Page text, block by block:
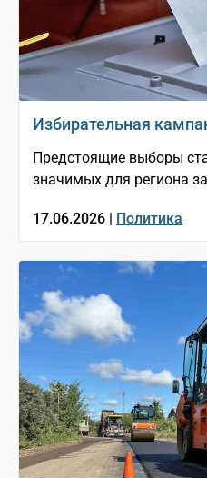
Избирательная
Предстоящие выборы
значимых для региона
17.06.2026 | Политика